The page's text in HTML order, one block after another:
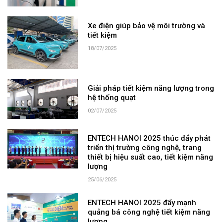
Xe điện giúp bảo vệ môi trường và
tiết kiệm
18/07/2025
Giải pháp tiết kiệm năng lượng trong
hệ thống quạt
02/07/2025
ENTECH HANOI 2025 thúc đẩy phát
triển thị trường công nghệ, trang
thiết bị hiệu suất cao, tiết kiệm năng
lượng
25/06/2025
ENTECH HANOI 2025 đẩy mạnh
quảng bá công nghệ tiết kiệm năng